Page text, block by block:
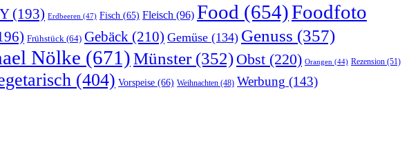
(193) Erdbeeren (47) Fisch (65) Fleisch (96) Food (654)Foodfoto
Frühstück (64) Gebäck (210) Gemüse (134) Genuss (357)
Nölke (671)Münster(352) Obst (220) Orangen (44) Rezension (51)
(404) Vorspeise (66) Weihnachten (48) Werbung (143)